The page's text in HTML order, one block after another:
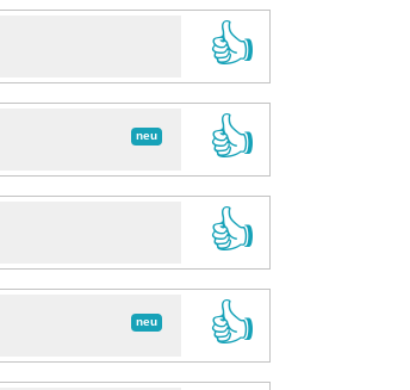
👍
neu
👍
👍
neu
👍